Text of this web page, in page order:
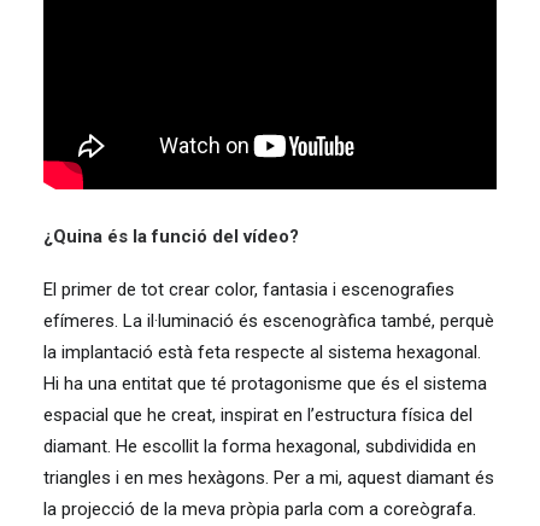
¿Quina és la funció del vídeo?
El primer de tot crear color, fantasia i escenografies
efímeres. La il·luminació és escenogràfica també, perquè
la implantació està feta respecte al sistema hexagonal.
Hi ha una entitat que té protagonisme que és el sistema
espacial que he creat, inspirat en l’estructura física del
diamant. He escollit la forma hexagonal, subdividida en
triangles i en mes hexàgons. Per a mi, aquest diamant és
la projecció de la meva pròpia parla com a coreògrafa.